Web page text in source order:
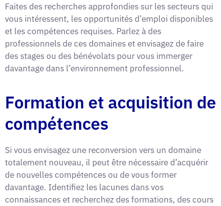
Faites des recherches approfondies sur les secteurs qui
vous intéressent, les opportunités d’emploi disponibles
et les compétences requises. Parlez à des
professionnels de ces domaines et envisagez de faire
des stages ou des bénévolats pour vous immerger
davantage dans l’environnement professionnel.
Formation et acquisition de
compétences
Si vous envisagez une reconversion vers un domaine
totalement nouveau, il peut être nécessaire d’acquérir
de nouvelles compétences ou de vous former
davantage. Identifiez les lacunes dans vos
connaissances et recherchez des formations, des cours